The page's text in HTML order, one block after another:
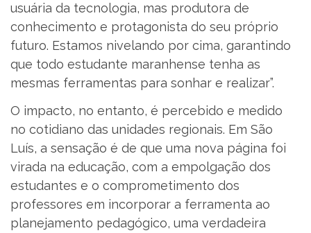
usuária da tecnologia, mas produtora de
conhecimento e protagonista do seu próprio
futuro. Estamos nivelando por cima, garantindo
que todo estudante maranhense tenha as
mesmas ferramentas para sonhar e realizar”.
O impacto, no entanto, é percebido e medido
no cotidiano das unidades regionais. Em São
Luís, a sensação é de que uma nova página foi
virada na educação, com a empolgação dos
estudantes e o comprometimento dos
professores em incorporar a ferramenta ao
planejamento pedagógico, uma verdadeira